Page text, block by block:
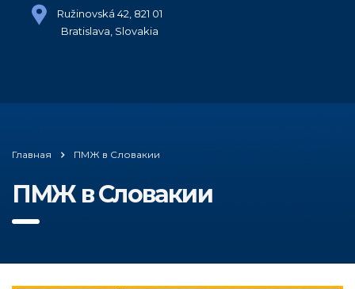
Ružinovská 42, 821 01
Bratislava, Slovakia
Главная ПМЖ в Словакии
ПМЖ в Словакии